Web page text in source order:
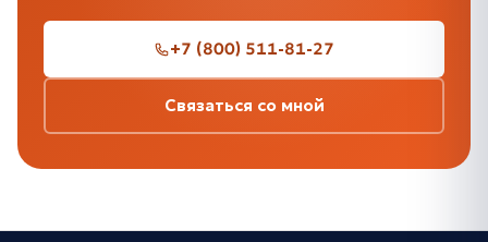
+7 (800) 511-81-27
Связаться со мной